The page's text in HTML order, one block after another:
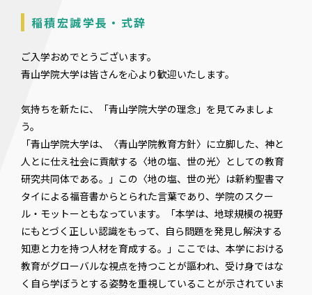
稲積宏誠学長・式辞
ご入学おめでとうございます。
青山学院大学は皆さんを心より歓迎いたします。
気持ちを新たに、「青山学院大学の理念」を見てみましょ
う。
「青山学院大学は、〈青山学院教育方針〉に立脚した、神と
人とに仕え社会に貢献する〈地の塩、世の光〉としての教育
研究共同体である。」この〈地の塩、世の光〉は新約聖書マ
タイによる福音書からとられた言葉であり、学院のスクー
ル・モットーともなっています。「本学は、地球規模の視野
にもとづく正しい認識をもって、自ら問題を発見し解決する
知恵と力を持つ人材を育成する。」ここでは、本学における
教育がグローバルな視点を持つことが謳われ、受け身ではな
く自ら学ぼうとする姿勢を重視していることが示されていま